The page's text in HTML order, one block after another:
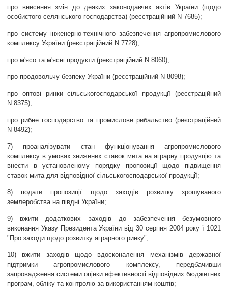
про внесення змін до деяких законодавчих актів України (щодо
особистого селянського господарства) (реєстраційний N 7685);
про систему інженерно-технічного забезпечення агропромислового
комплексу України (реєстраційний N 7728);
про м'ясо та м'ясні продукти (реєстраційний N 8060);
про продовольчу безпеку України (реєстраційний N 8098);
про оптові ринки сільськогосподарської продукції (реєстраційний
N 8375);
про рибне господарство та промислове рибальство (реєстраційний
N 8492);
7) проаналізувати стан функціонування агропромислового
комплексу в умовах знижених ставок мита на аграрну продукцію та
внести в установленому порядку пропозиції щодо підвищення
ставок мита для відповідної сільськогосподарської продукції;
8) подати пропозиції щодо заходів розвитку зрошуваного
землеробства на півдні України;
9) вжити додаткових заходів до забезпечення безумовного
виконання Указу Президента України від 30 серпня 2004 року ї 1021
"Про заходи щодо розвитку аграрного ринку";
10) вжити заходів щодо вдосконалення механізмів державної
підтримки агропромислового комплексу, передбачивши
запровадження системи оцінки ефективності відповідних бюджетних
програм, обліку та контролю за використанням коштів;